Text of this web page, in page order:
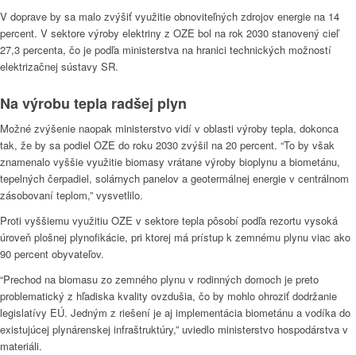
V doprave by sa malo zvýšiť využitie obnoviteľných zdrojov energie na 14
percent. V sektore výroby elektriny z OZE bol na rok 2030 stanovený cieľ
27,3 percenta, čo je podľa ministerstva na hranici technických možností
elektrizačnej sústavy SR.
Na výrobu tepla radšej plyn
Možné zvýšenie naopak ministerstvo vidí v oblasti výroby tepla, dokonca
tak, že by sa podiel OZE do roku 2030 zvýšil na 20 percent. “To by však
znamenalo vyššie využitie biomasy vrátane výroby bioplynu a biometánu,
tepelných čerpadiel, solárnych panelov a geotermálnej energie v centrálnom
zásobovaní teplom,” vysvetlilo.
Proti vyššiemu využitiu OZE v sektore tepla pôsobí podľa rezortu vysoká
úroveň plošnej plynofikácie, pri ktorej má prístup k zemnému plynu viac ako
90 percent obyvateľov.
“Prechod na biomasu zo zemného plynu v rodinných domoch je preto
problematický z hľadiska kvality ovzdušia, čo by mohlo ohroziť dodržanie
legislatívy EÚ. Jedným z riešení je aj implementácia biometánu a vodíka do
existujúcej plynárenskej infraštruktúry,” uviedlo ministerstvo hospodárstva v
materiáli.